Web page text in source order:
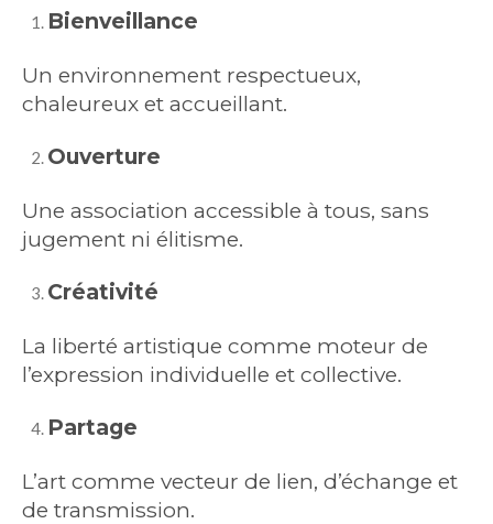
Bienveillance
Un environnement respectueux,
chaleureux et accueillant.
Ouverture
Une association accessible à tous, sans
jugement ni élitisme.
Créativité
La liberté artistique comme moteur de
l’expression individuelle et collective.
Partage
L’art comme vecteur de lien, d’échange et
de transmission.